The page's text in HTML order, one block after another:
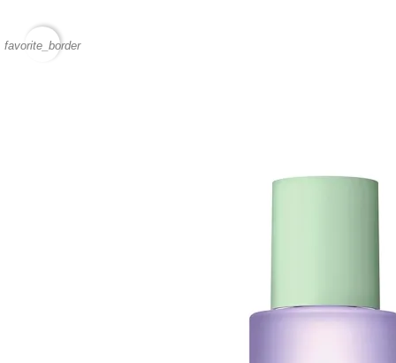
favorite_border